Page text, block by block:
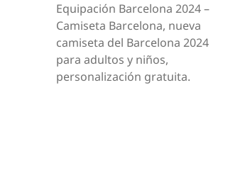
Equipación Barcelona 2024 –
Camiseta Barcelona, nueva
camiseta del Barcelona 2024
para adultos y niños,
personalización gratuita.